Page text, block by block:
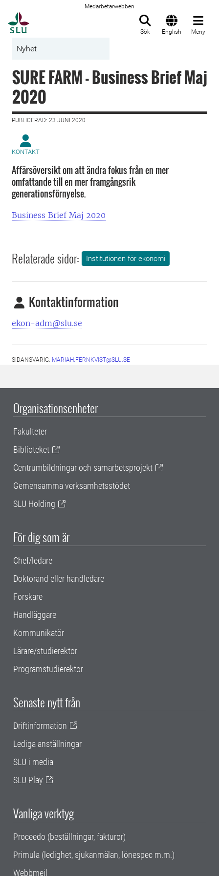
Medarbetarwebben
Sök English Meny
Nyhet
SURE FARM - Business Brief Maj
2020
PUBLICERAD: 23 JUNI 2020
KONTAKT
Affärsöversikt om att ändra fokus från en mer
omfattande till en mer framgångsrik
generationsförnyelse.
Business Brief Maj 2020
Relaterade sidor: Institutionen för ekonomi
Kontaktinformation
ekon-adm@slu.se
SIDANSVARIG: MARIAH.FERNKVIST@SLU.SE
Organisationsenheter
Fakulteter
Biblioteket
Centrumbildningar och samarbetsprojekt
Gemensamma verksamhetsstödet
SLU Holding
För dig som är
Chef/ledare
Doktorand eller handledare
Forskare
Handläggare
Kommunikatör
Lärare/studierektor
Programstudierektor
Senaste nytt från
Driftinformation
Lediga anställningar
SLU i media
SLU Play
Vanliga verktyg
Proceedo (beställningar, fakturor)
Primula (ledighet, sjukanmälan, lönespec m.m.)
Webbmejl